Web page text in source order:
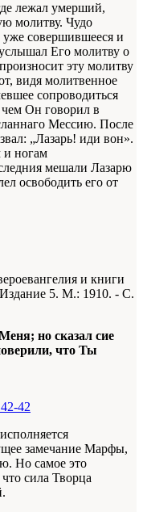
лежал умерший,
молитву. Чудо
уже совершившееся и
Его молитву о
эту молитву
видя молитвенное
сопроводиться
Он говорил в
Мессию. После
„Лазарь! иди вон».
ногам
мешали Лазарю
освободить его от
и книги
5. М.: 1910. - С.
но сказал сие
что Ты
42
замечание Марфы,
Но самое это
сила Творца